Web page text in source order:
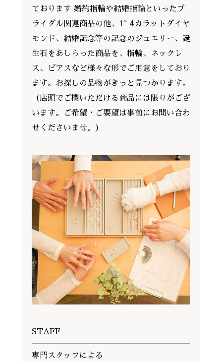
ております 婚約指輪や結婚指輪といったブ
ライダル関連商品の他、1~ 4カラットダイヤ
モンド、結婚記念等の記念のジュエリー、誕
生石をあしらった商品を、指輪、ネックレ
ス、ピアスなど様々な形でご用意をしており
ます。お探しの品物がきっと見つかります。
（店頭でご欄いただける商品には限りがござ
います。ご希望・ご要望は事前にお問い合わ
せくださいませ。）
STAFF
専門スタッフによる